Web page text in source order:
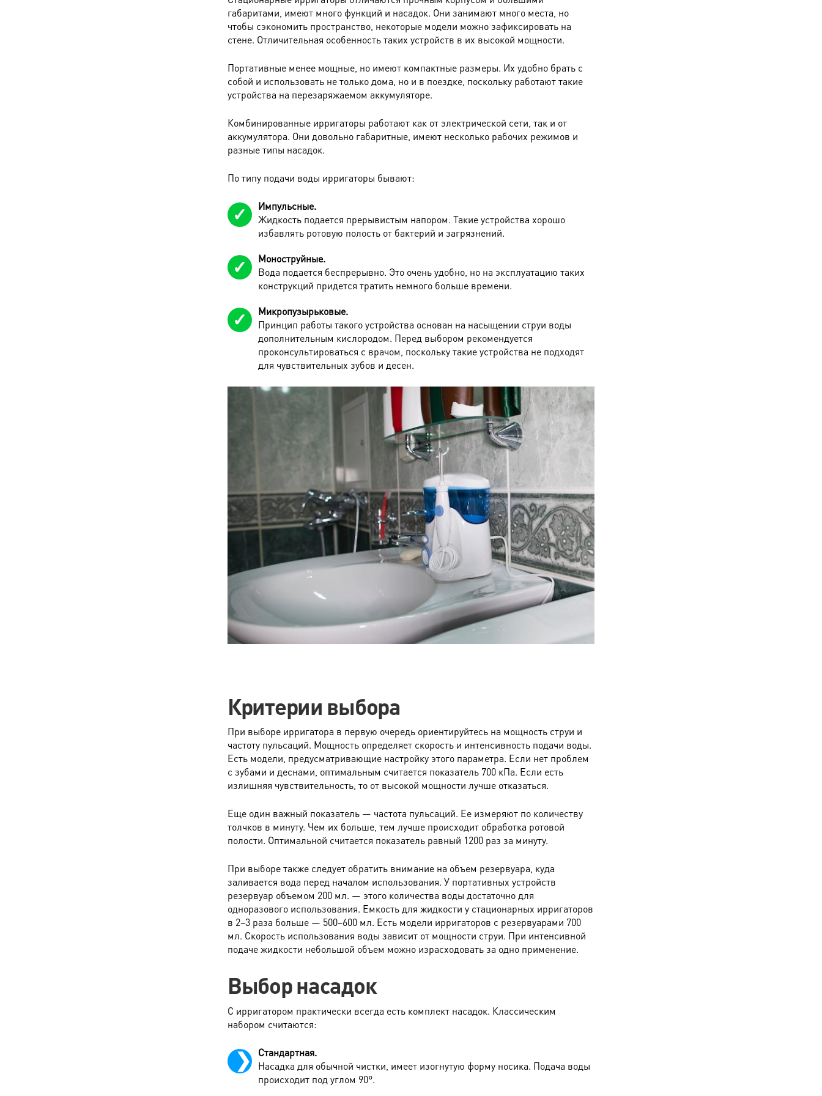
габаритами, имеют много функций и насадок. Они занимают много места, но
чтобы сэкономить пространство, некоторые модели можно зафиксировать на
стене. Отличительная особенность таких устройств в их высокой мощности.
Портативные менее мощные, но имеют компактные размеры. Их удобно брать с
собой и использовать не только дома, но и в поездке, поскольку работают такие
устройства на перезаряжаемом аккумуляторе.
Комбинированные ирригаторы работают как от электрической сети, так и от
аккумулятора. Они довольно габаритные, имеют несколько рабочих режимов и
разные типы насадок.
По типу подачи воды ирригаторы бывают:
Импульсные.
Жидкость подается прерывистым напором. Такие устройства хорошо
избавлять ротовую полость от бактерий и загрязнений.
Моноструйные.
Вода подается беспрерывно. Это очень удобно, но на эксплуатацию таких
конструкций придется тратить немного больше времени.
Микропузырьковые.
Принцип работы такого устройства основан на насыщении струи воды
дополнительным кислородом. Перед выбором рекомендуется
проконсультироваться с врачом, поскольку такие устройства не подходят
для чувствительных зубов и десен.
Критерии выбора
При выборе ирригатора в первую очередь ориентируйтесь на мощность струи и
частоту пульсаций. Мощность определяет скорость и интенсивность подачи воды.
Есть модели, предусматривающие настройку этого параметра. Если нет проблем
с зубами и деснами, оптимальным считается показатель 700 кПа. Если есть
излишняя чувствительность, то от высокой мощности лучше отказаться.
Еще один важный показатель — частота пульсаций. Ее измеряют по количеству
толчков в минуту. Чем их больше, тем лучше происходит обработка ротовой
полости. Оптимальной считается показатель равный 1200 раз за минуту.
При выборе также следует обратить внимание на объем резервуара, куда
заливается вода перед началом использования. У портативных устройств
резервуар объемом 200 мл. — этого количества воды достаточно для
одноразового использования. Емкость для жидкости у стационарных ирригаторов
в 2–3 раза больше — 500–600 мл. Есть модели ирригаторов с резервуарами 700
мл. Скорость использования воды зависит от мощности струи. При интенсивной
подаче жидкости небольшой объем можно израсходовать за одно применение.
Выбор насадок
С ирригатором практически всегда есть комплект насадок. Классическим
набором считаются:
Стандартная.
Насадка для обычной чистки, имеет изогнутую форму носика. Подача воды
происходит под углом 90°.